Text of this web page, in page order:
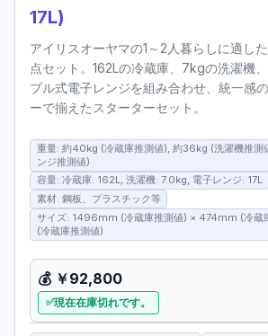
17L)
アイリスオーヤマの1～2人暮らしに適し
点セット。162Lの冷蔵庫、7kgの洗濯機
ブル式電子レンジを組み合わせ、統一感
ーで揃えたスターターセット。
重量: 約40kg (冷蔵庫推測値), 約36kg (洗濯機推測
ンジ推測値)
容量: 冷蔵庫: 162L, 洗濯機: 7.0kg, 電子レンジ: 17L
素材: 鋼板、プラスチック等
サイズ: 1496mm (冷蔵庫推測値) × 474mm (冷蔵
(冷蔵庫推測値)
💰 ￥92,800
現在在庫切れです。